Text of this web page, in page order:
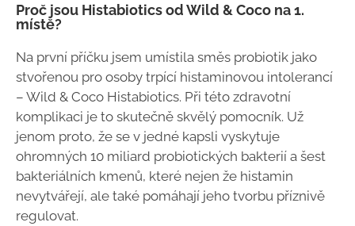
Proč jsou Histabiotics od Wild & Coco na 1.
místě?
Na první příčku jsem umístila směs probiotik jako
stvořenou pro osoby trpící histaminovou intolerancí
– Wild & Coco Histabiotics. Při této zdravotní
komplikaci je to skutečně skvělý pomocník. Už
jenom proto, že se v jedné kapsli vyskytuje
ohromných 10 miliard probiotických bakterií a šest
bakteriálních kmenů, které nejen že histamin
nevytvářejí, ale také pomáhají jeho tvorbu příznivě
regulovat.